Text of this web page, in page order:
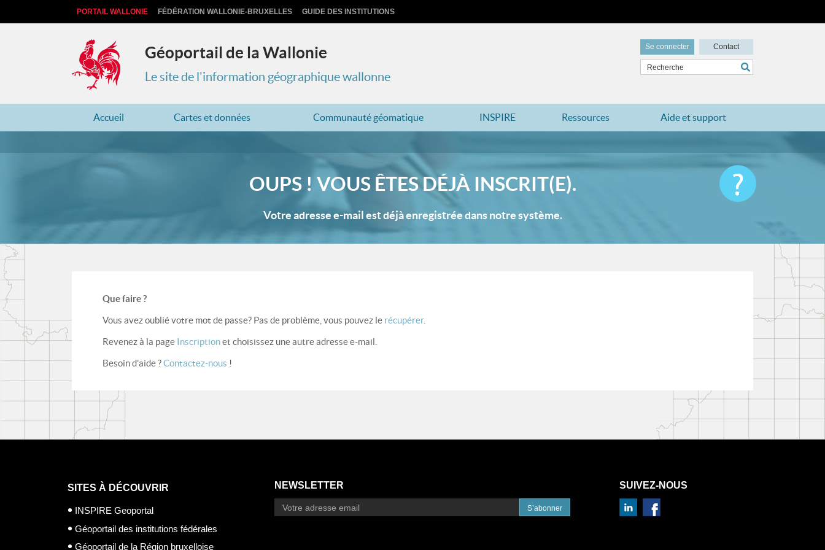
PORTAIL WALLONIE FÉDÉRATION WALLONIE-BRUXELLES GUIDE DES INSTITUTIONS
Géoportail de la Wallonie
Le site de l'information géographique wallonne
Se connecter Contact
Accueil Cartes et données Communauté géomatique INSPIRE Ressources Aide et support
OUPS ! VOUS ÊTES DÉJÀ INSCRIT(E).
Votre adresse e-mail est déjà enregistrée dans notre système.
Que faire ?
Vous avez oublié votre mot de passe? Pas de problème, vous pouvez le récupérer.
Revenez à la page Inscriptionet choisissez une autre adresse e-mail.
Besoin d’aide ?Contactez-nous !
SITES À DÉCOUVRIR
INSPIRE Geoportal
Géoportail des institutions fédérales
Géoportail de la Région bruxelloise
NEWSLETTER
S’abonner
SUIVEZ-NOUS